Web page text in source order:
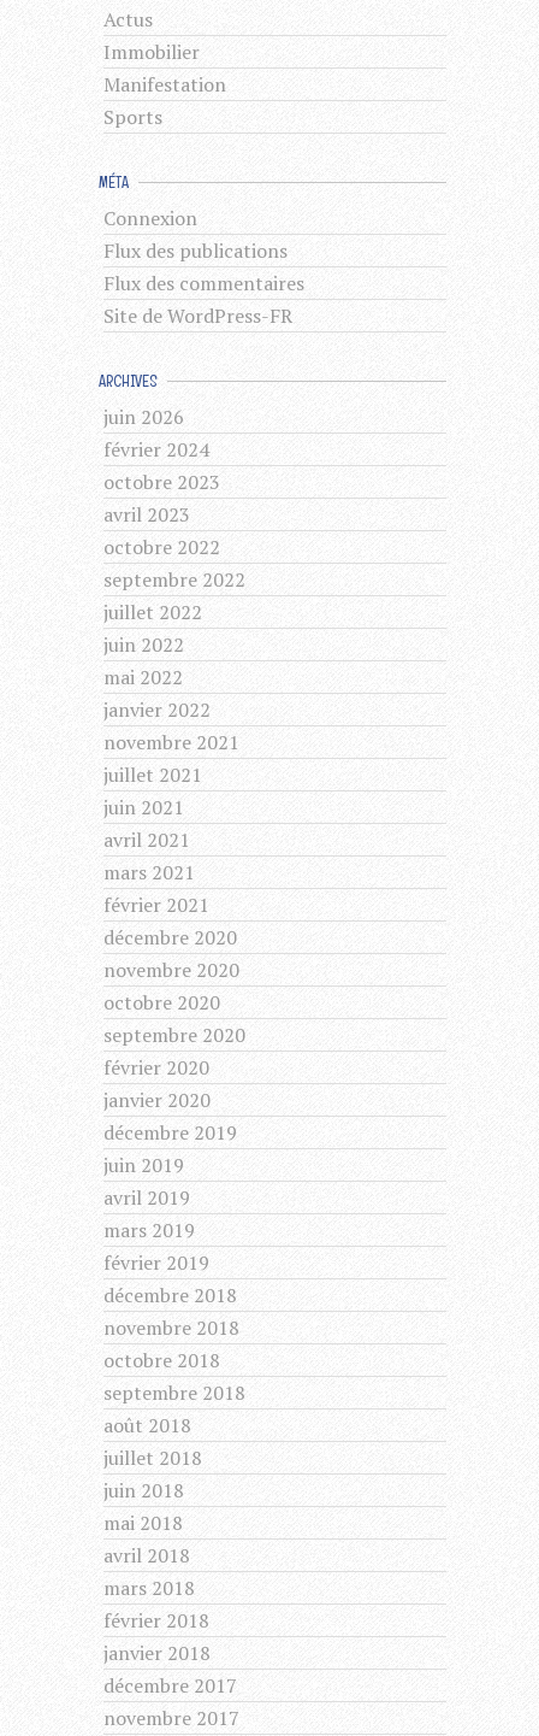
Actus
Immobilier
Manifestation
Sports
MÉTA
Connexion
Flux des publications
Flux des commentaires
Site de WordPress-FR
ARCHIVES
juin 2026
février 2024
octobre 2023
avril 2023
octobre 2022
septembre 2022
juillet 2022
juin 2022
mai 2022
janvier 2022
novembre 2021
juillet 2021
juin 2021
avril 2021
mars 2021
février 2021
décembre 2020
novembre 2020
octobre 2020
septembre 2020
février 2020
janvier 2020
décembre 2019
juin 2019
avril 2019
mars 2019
février 2019
décembre 2018
novembre 2018
octobre 2018
septembre 2018
août 2018
juillet 2018
juin 2018
mai 2018
avril 2018
mars 2018
février 2018
janvier 2018
décembre 2017
novembre 2017